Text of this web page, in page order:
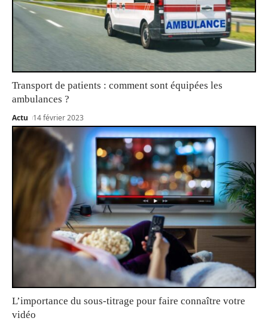
Transport de patients : comment sont équipées les
ambulances ?
Actu 14 février 2023
L’importance du sous-titrage pour faire connaître votre
vidéo